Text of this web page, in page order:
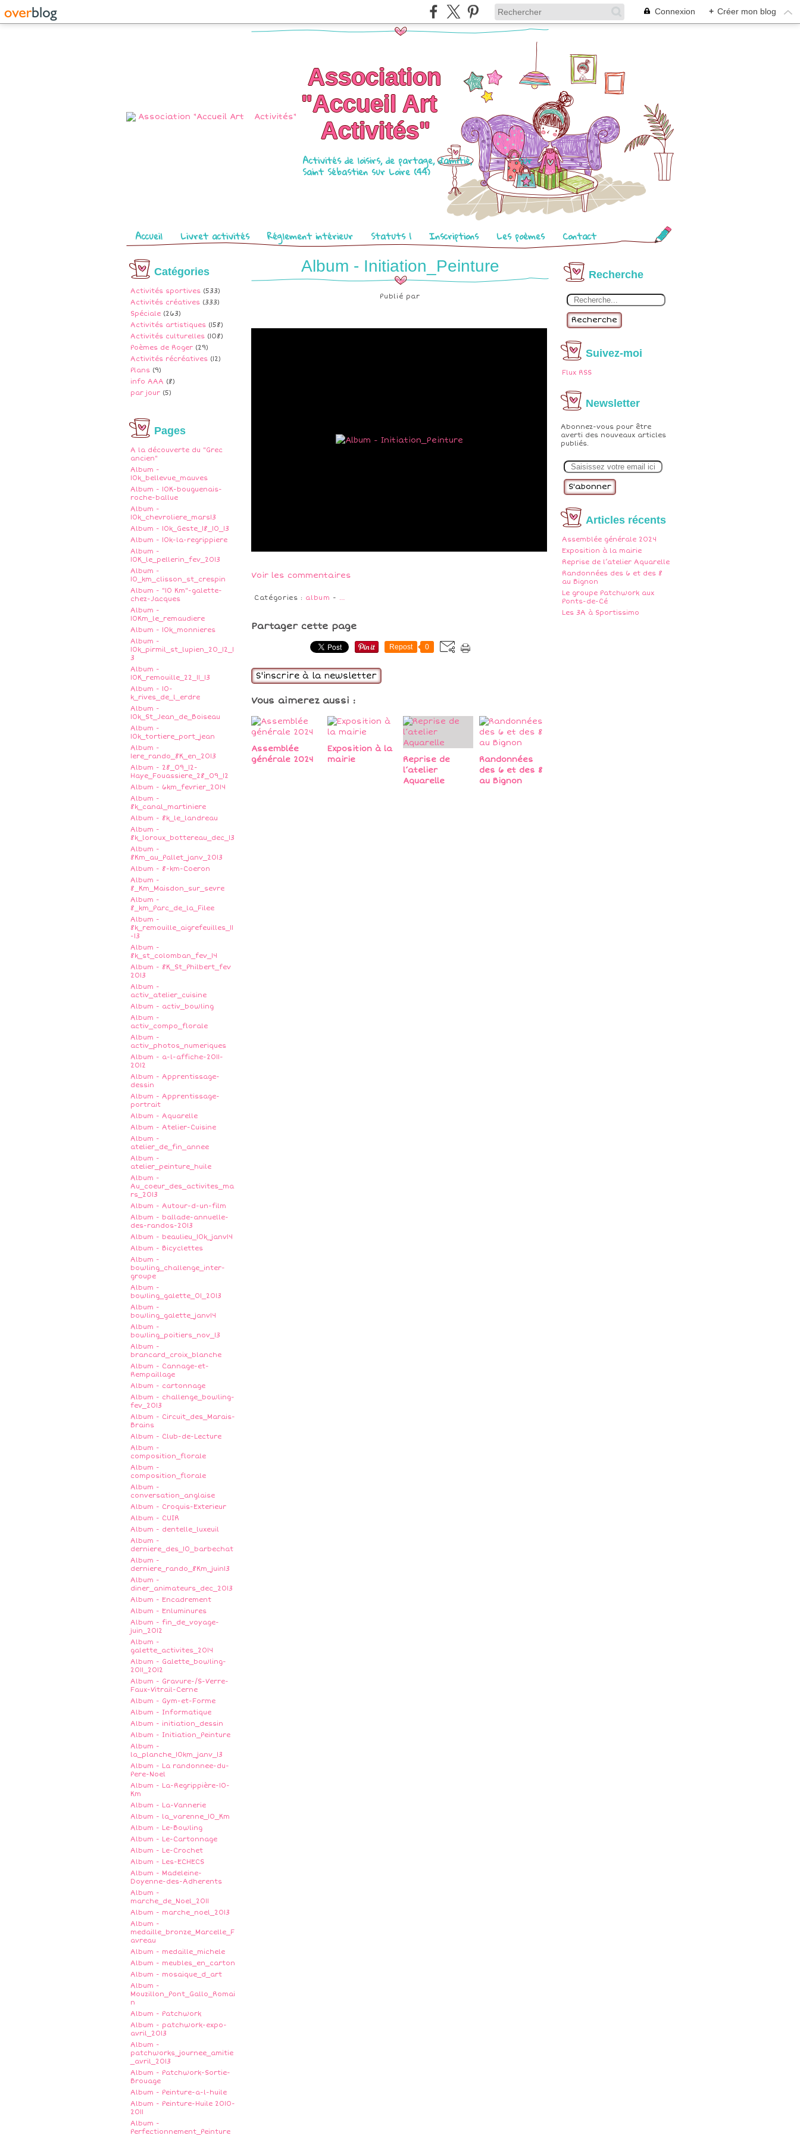
Connexion + Créer mon blog
Association
"Accueil Art
Activités"
Activités de loisirs, de partage, d'amitié, sur
Saint Sébastien sur Loire (44)
Pages
Accueil Livret activités Réglement intérieur Statuts 1 Inscriptions Les poèmes Contact
Catégories
Activités sportives (533)
Activités créatives (333)
Spéciale (263)
Activités artistiques (158)
Activités culturelles (108)
Poèmes de Roger (29)
Activités récréatives (12)
Plans (9)
info AAA (8)
par jour (5)
Pages
A la découverte du "Grec
ancien"
Album -
10k_bellevue_mauves
Album - 10K-bouguenais-
roche-ballue
Album -
10k_chevroliere_mars13
Album - 10k_Geste_18_10_13
Album - 10k-la-regrippiere
Album -
10K_le_pellerin_fev_2013
Album -
10_km_clisson_st_crespin
Album - "10 Km"-galette-
chez-Jacques
Album -
10Km_le_remaudiere
Album - 10k_monnieres
Album -
10k_pirmil_st_lupien_20_12_1
3
Album -
10K_remouille_22_11_13
Album - 10-
k_rives_de_l_erdre
Album -
10k_St_Jean_de_Boiseau
Album -
10k_tortiere_port_jean
Album -
1ere_rando_8K_en_2013
Album - 28_09_12-
Haye_Fouassiere_28_09_12
Album - 6km_fevrier_2014
Album -
8k_canal_martiniere
Album - 8k_le_landreau
Album -
8k_loroux_bottereau_dec_13
Album -
8Km_au_Pallet_janv_2013
Album - 8-km-Coeron
Album -
8_Km_Maisdon_sur_sevre
Album -
8_km_Parc_de_la_Filee
Album -
8k_remouille_aigrefeuilles_11
-13
Album -
8k_st_colomban_fev_14
Album - 8K_St_Philbert_fev
2013
Album -
activ_atelier_cuisine
Album - activ_bowling
Album -
activ_compo_florale
Album -
activ_photos_numeriques
Album - a-l-affiche-2011-
2012
Album - Apprentissage-
dessin
Album - Apprentissage-
portrait
Album - Aquarelle
Album - Atelier-Cuisine
Album -
atelier_de_fin_annee
Album -
atelier_peinture_huile
Album -
Au_coeur_des_activites_ma
rs_2013
Album - Autour-d-un-film
Album - ballade-annuelle-
des-randos-2013
Album - beaulieu_10k_janv14
Album - Bicyclettes
Album -
bowling_challenge_inter-
groupe
Album -
bowling_galette_01_2013
Album -
bowling_galette_janv14
Album -
bowling_poitiers_nov_13
Album -
brancard_croix_blanche
Album - Cannage-et-
Rempaillage
Album - cartonnage
Album - challenge_bowling-
fev_2013
Album - Circuit_des_Marais-
Brains
Album - Club-de-Lecture
Album -
composition_florale
Album -
composition_florale
Album -
conversation_anglaise
Album - Croquis-Exterieur
Album - CUIR
Album - dentelle_luxeuil
Album -
derniere_des_10_barbechat
Album -
derniere_rando_8Km_juin13
Album -
diner_animateurs_dec_2013
Album - Encadrement
Album - Enluminures
Album - fin_de_voyage-
juin_2012
Album -
galette_activites_2014
Album - Galette_bowling-
2011_2012
Album - Gravure-/S-Verre-
Faux-Vitrail-Cerne
Album - Gym-et-Forme
Album - Informatique
Album - initiation_dessin
Album - Initiation_Peinture
Album -
la_planche_10km_janv_13
Album - La randonnee-du-
Pere-Noel
Album - La-Regrippière-10-
Km
Album - La-Vannerie
Album - la_varenne_10_Km
Album - Le-Bowling
Album - Le-Cartonnage
Album - Le-Crochet
Album - Les-ECHECS
Album - Madeleine-
Doyenne-des-Adherents
Album -
marche_de_Noel_2011
Album - marche_noel_2013
Album -
medaille_bronze_Marcelle_F
avreau
Album - medaille_michele
Album - meubles_en_carton
Album - mosaique_d_art
Album -
Mouzillon_Pont_Gallo_Romai
n
Album - Patchwork
Album - patchwork-expo-
avril_2013
Album -
patchworks_journee_amitie
_avril_2013
Album - Patchwork-Sortie-
Brouage
Album - Peinture-a-l-huile
Album - Peinture-Huile 2010-
2011
Album -
Perfectionnement_Peinture
Recherche
Recherche
Suivez-moi
Flux RSS
Newsletter
Abonnez-vous pour être
averti des nouveaux articles
publiés.
m
Articles récents
Assemblée générale 2024
Exposition à la mairie
Reprise de l’atelier Aquarelle
Randonnées des 6 et des 8
au Bignon
Le groupe Patchwork aux
Ponts-de-Cé
Les 3A à Sportissimo
Album - Initiation_Peinture
Publié par
Voir les commentaires
Catégories : album - …
Partager cette page
Repost 0
S'inscrire à la newsletter
Vous aimerez aussi :
Assemblée
générale 2024
Exposition à la
mairie
Reprise de
l’atelier
Aquarelle
Randonnées
des 6 et des 8
au Bignon